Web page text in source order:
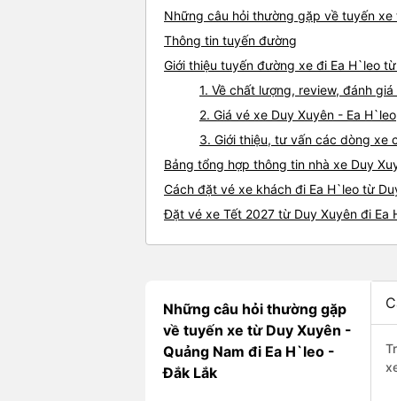
Những câu hỏi thường gặp về tuyến xe
Thông tin tuyến đường
Giới thiệu tuyến đường xe đi Ea H`leo
1. Về chất lượng, review, đánh
2. Giá vé xe Duy Xuyên - Ea H`leo
3. Giới thiệu, tư vấn các dòng xe
Bảng tổng hợp thông tin nhà xe Duy
Cách đặt vé xe khách đi Ea H`leo từ
Đặt vé xe Tết 2027 từ Duy Xuyên đi Ea
Những câu hỏi thường gặp
về tuyến xe từ Duy Xuyên -
Quảng Nam đi Ea H`leo -
Đắk Lắk